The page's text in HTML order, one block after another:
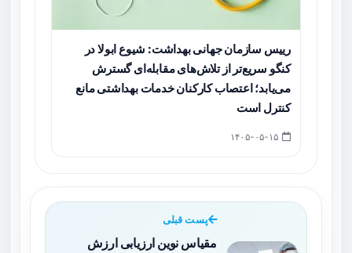
رییس سازمان جهانی بهداشت: شیوع ابولا در
کنگو سریع‌تر از تلاش‌های مقابله‌ای گسترش
می‌یابد؛ اعتصاب کارکنان خدمات بهداشتی مانع
کنترل است
پست قبلی
مقیاس نوین ارزیابی ارزش